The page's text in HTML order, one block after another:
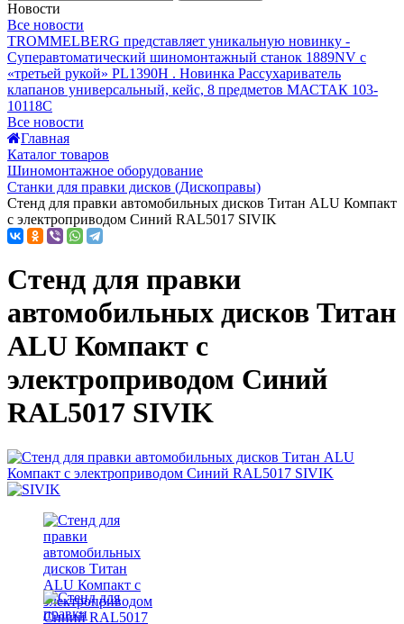
Новости
Все новости
TROMMELBERG представляет уникальную новинку -
Суперавтоматический шиномонтажный станок 1889NV с
«третьей рукой» PL1390H . Новинка Рассухариватель
клапанов универсальный, кейс, 8 предметов МАСТАК 103-
10118C
Все новости
Главная
Каталог товаров
Шиномонтажное оборудование
Станки для правки дисков (Дископравы)
Стенд для правки автомобильных дисков Титан ALU Компакт
с электроприводом Синий RAL5017 SIVIK
Стенд для правки
автомобильных дисков Титан
ALU Компакт с
электроприводом Синий
RAL5017 SIVIK